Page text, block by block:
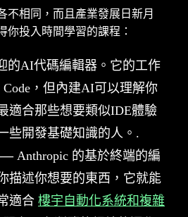
不相同，而且產業發展日新月
你投入時間學習的課程：
的AI代碼編輯器。它的工作
，但內建AI可以理解你
適合那些想要類似IDE體驗
些開發基礎知識的人。.
Anthropic 的基於終端的編
描述你想要的東西，它就能
適合 樓宇自動化系統和複雜